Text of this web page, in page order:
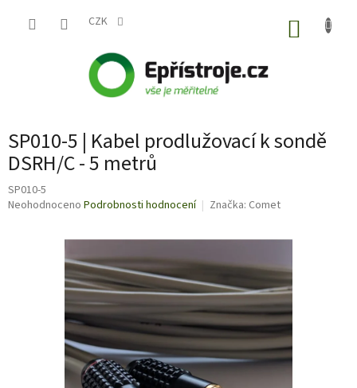
CZK
SP010-5 | Kabel prodlužovací k sondě
DSRH/C - 5 metrů
SP010-5
Průměrné
Neohodnoceno Podrobnosti hodnocení Značka: Comet